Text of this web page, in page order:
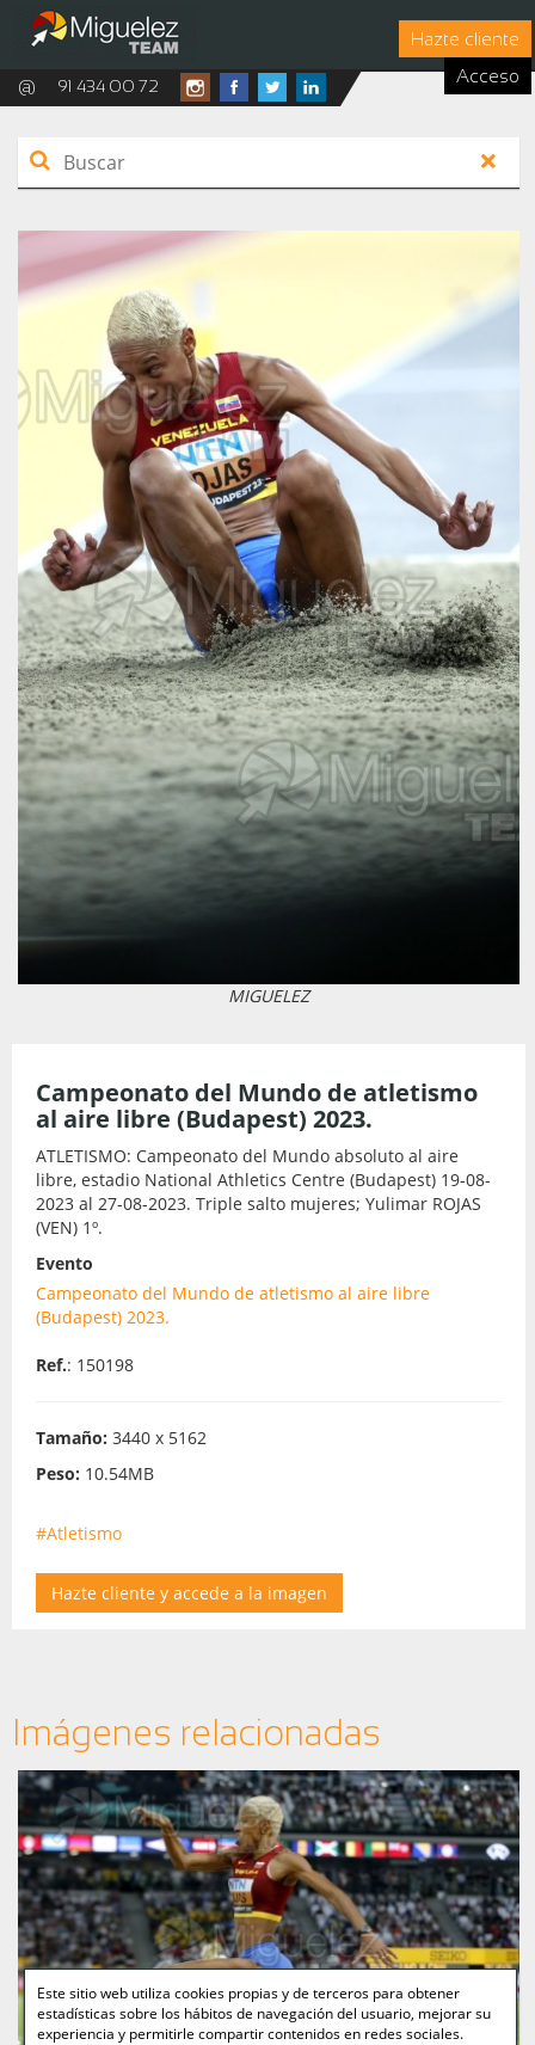
Hazte cliente
Acceso
@ 91 434 00 72
MIGUELEZ
Campeonato del Mundo de atletismo
al aire libre (Budapest) 2023.
ATLETISMO: Campeonato del Mundo absoluto al aire
libre, estadio National Athletics Centre (Budapest) 19-08-
2023 al 27-08-2023. Triple salto mujeres; Yulimar ROJAS
(VEN) 1º.
Evento
Campeonato del Mundo de atletismo al aire libre
(Budapest) 2023.
Ref.: 150198
Tamaño: 3440 x 5162
Peso: 10.54MB
#Atletismo
Hazte cliente y accede a la imagen
Imágenes relacionadas
Este sitio web utiliza cookies propias y de terceros para obtener
estadísticas sobre los hábitos de navegación del usuario, mejorar su
experiencia y permitirle compartir contenidos en redes sociales.